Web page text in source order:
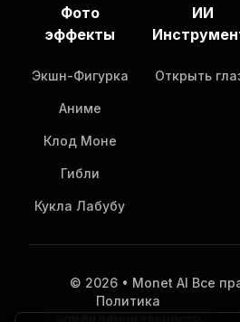
Фото
эффекты
Экшн-Фигурка
Аниме
Клод Моне
Гибли
Кукла Лабубу
ИИ
Открыть
© 2026 • Monet AI Все
Политика